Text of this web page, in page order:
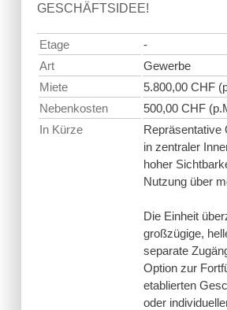
GESCHÄFTSIDEE!
Etage
-
Art
Gewerbe
Miete
5.800,00 CHF
Nebenkosten
500,00 CHF
In Kürze
Repräsentative
in zentraler
hoher
Nutzung über
Die Einheit
großzügige,
separate
Option zur
etablierten
oder